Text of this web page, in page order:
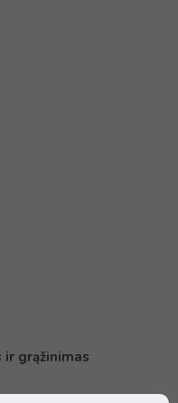
grąžinimas